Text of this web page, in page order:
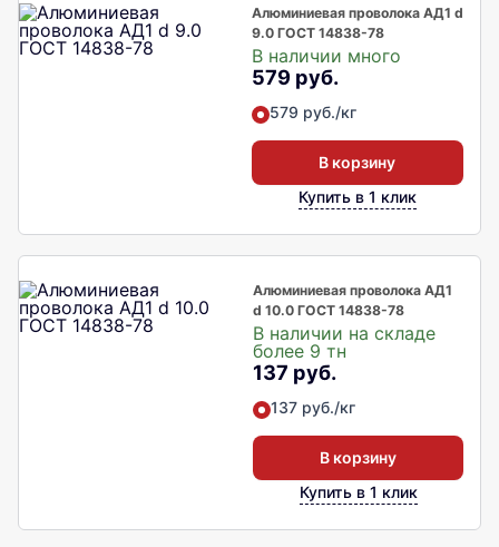
Алюминиевая проволока АД1 d
9.0 ГОСТ 14838-78
В наличии много
579 руб.
579 руб./кг
В корзину
Купить в 1 клик
Алюминиевая проволока АД1
d 10.0 ГОСТ 14838-78
В наличии на складе
более 9 тн
137 руб.
137 руб./кг
В корзину
Купить в 1 клик